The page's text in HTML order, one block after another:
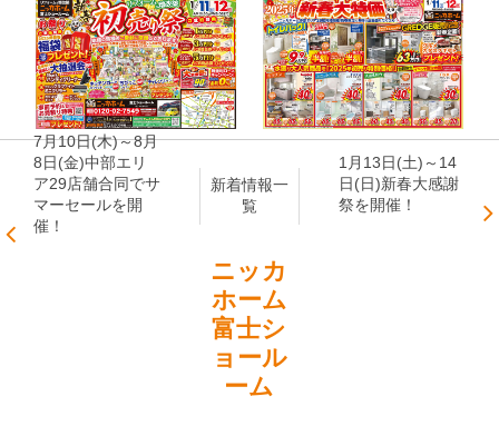
7月10日(木)～8月
8日(金)中部エリ
ア29店舗合同でサ
マーセールを開
催！
1月13日(土)～14
日(日)新春大感謝
祭を開催！
新着情報一
覧
ニッカ
ホーム
富士シ
ョール
ーム